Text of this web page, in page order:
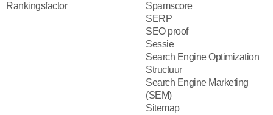
Rankingsfactor
Spamscore
SERP
SEO proof
Sessie
Search Engine Optimization
Structuur
Search Engine Marketing
(SEM)
Sitemap